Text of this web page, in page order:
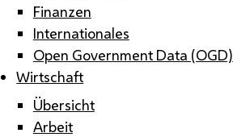
Finanzen
Internationales
Open Government Data (OGD)
Wirtschaft
Übersicht
Arbeit